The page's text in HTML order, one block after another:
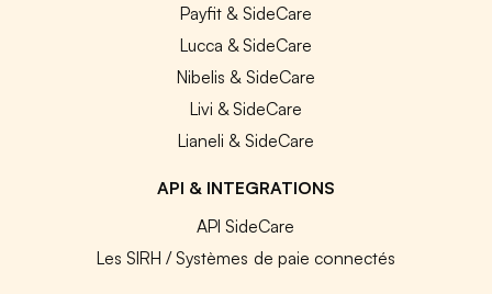
Payfit & SideCare
Lucca & SideCare
Nibelis & SideCare
Livi & SideCare
Lianeli & SideCare
API & INTEGRATIONS
API SideCare
Les SIRH / Systèmes de paie connectés